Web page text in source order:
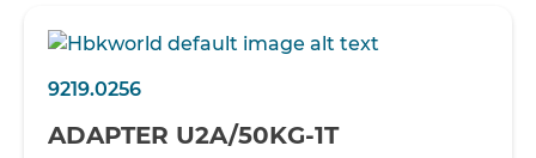
9219.0256
ADAPTER U2A/50KG-1T